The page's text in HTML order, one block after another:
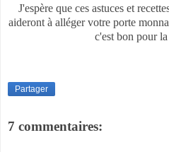
J'espère que ces astuces et
aideront à alléger votre porte
c'est bon pour
Partager
7 commentaires: